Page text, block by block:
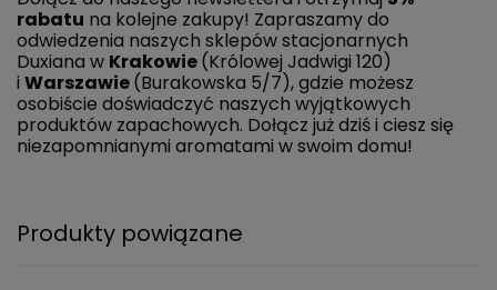
rabatu na kolejne zakupy! Zapraszamy do
odwiedzenia naszych sklepów stacjonarnych
Duxiana w Krakowie(Królowej Jadwigi 120)
i Warszawie(Burakowska 5/7), gdzie możesz
osobiście doświadczyć naszych wyjątkowych
produktów zapachowych. Dołącz już dziś i ciesz się
niezapomnianymi aromatami w swoim domu!
Produkty powiązane